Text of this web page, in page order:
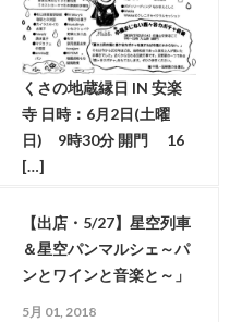
くさの地蔵縁日 IN 安楽
寺 日時：6月2日(土曜
日) 9時30分 開門 16
[…]
【出店・5/27】星空列車
＆星空パンマルシェ～パ
ンとワインと音楽と～」
5月 01, 2018